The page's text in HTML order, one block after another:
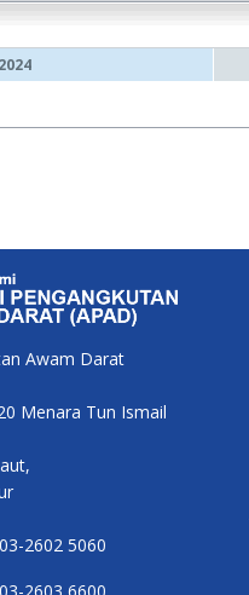
Awam Darat
Menara Tun Ismail
2602 5060